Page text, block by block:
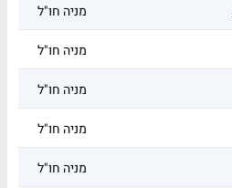
מניה חו"ל
מניה חו"ל
מניה חו"ל
מניה חו"ל
מניה חו"ל